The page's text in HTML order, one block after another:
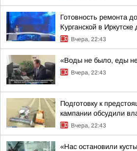
Готовность ремонта
Курганской в Иркутске
Вчера, 22:43
«Воды не было, еды
Вчера, 22:43
Подготовку к
кампании обсудили
Вчера, 22:43
«Нас остановили